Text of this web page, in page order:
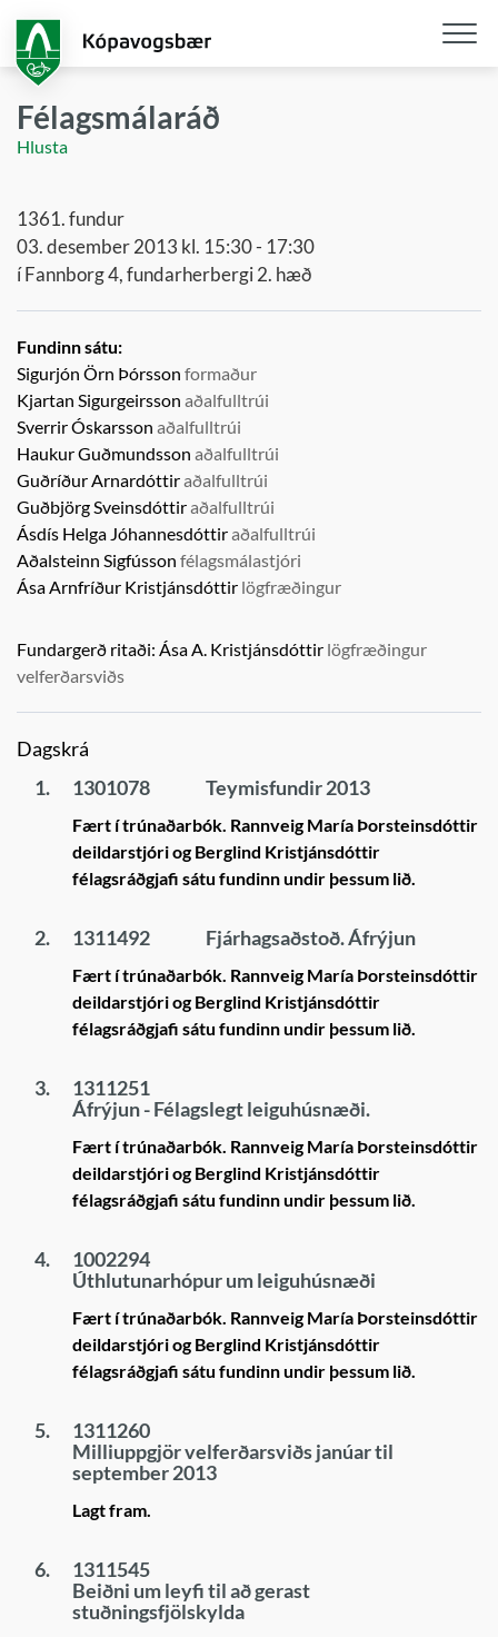
aðalefni
Félagsmálaráð
Hlusta
1361. fundur
03. desember 2013 kl. 15:30 - 17:30
í Fannborg 4, fundarherbergi 2. hæð
Fundinn sátu:
Sigurjón Örn Þórsson formaður
Kjartan Sigurgeirsson aðalfulltrúi
Sverrir Óskarsson aðalfulltrúi
Haukur Guðmundsson aðalfulltrúi
Guðríður Arnardóttiraðalfulltrúi
Guðbjörg Sveinsdóttiraðalfulltrúi
Ásdís Helga Jóhannesdóttiraðalfulltrúi
Aðalsteinn Sigfússon félagsmálastjóri
Ása Arnfríður Kristjánsdóttir lögfræðingur
Fundargerð ritaði: Ása A. Kristjánsdóttir lögfræðingur
velferðarsviðs
Dagskrá
1. 1301078 Teymisfundir 2013
Fært í trúnaðarbók. Rannveig María Þorsteinsdóttir
deildarstjóri og Berglind Kristjánsdóttir
félagsráðgjafi sátu fundinn undir þessum lið.
2. 1311492 Fjárhagsaðstoð. Áfrýjun
Fært í trúnaðarbók. Rannveig María Þorsteinsdóttir
deildarstjóri og Berglind Kristjánsdóttir
félagsráðgjafi sátu fundinn undir þessum lið.
3.
1311251
Áfrýjun - Félagslegt leiguhúsnæði.
Fært í trúnaðarbók. Rannveig María Þorsteinsdóttir
deildarstjóri og Berglind Kristjánsdóttir
félagsráðgjafi sátu fundinn undir þessum lið.
4.
1002294
Úthlutunarhópur um leiguhúsnæði
Fært í trúnaðarbók. Rannveig María Þorsteinsdóttir
deildarstjóri og Berglind Kristjánsdóttir
félagsráðgjafi sátu fundinn undir þessum lið.
5.
1311260
Milliuppgjör velferðarsviðs janúar til
september 2013
Lagt fram.
6.
1311545
Beiðni um leyfi til að gerast
stuðningsfjölskylda
Opna